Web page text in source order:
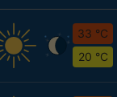
33 °C
20 °C